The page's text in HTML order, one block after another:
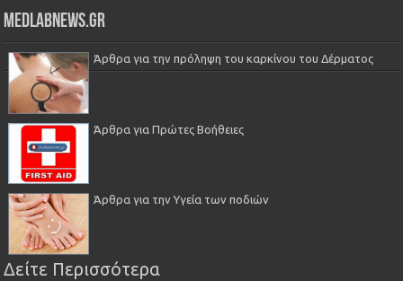
Medlabnews.gr
Άρθρα για την πρόληψη του καρκίνου του Δέρματος
Άρθρα για Πρώτες Βοήθειες
Άρθρα για την Υγεία των ποδιών
Δείτε Περισσότερα